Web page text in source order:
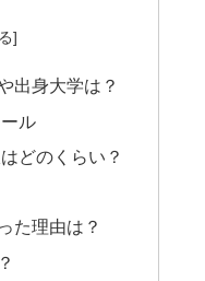
出身大学は？
ル
どのくらい？
た理由は？